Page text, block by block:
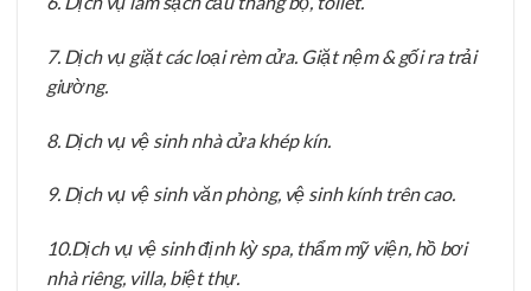
7. Dịch vụ giặt các loại rèm cửa. Giặt nệm & gối ra trải
giường.
8. Dịch vụ vệ sinh nhà cửa khép kín.
9. Dịch vụ vệ sinh văn phòng, vệ sinh kính trên cao.
10.Dịch vụ vệ sinh định kỳ spa, thẩm mỹ viện, hồ bơi
nhà riêng, villa, biệt thự.